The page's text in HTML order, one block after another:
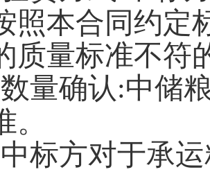
照本合同约定
质量标准不符
量确认:中储
标方对于承